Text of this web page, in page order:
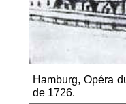
Hamburg, Opéra
de 1726.